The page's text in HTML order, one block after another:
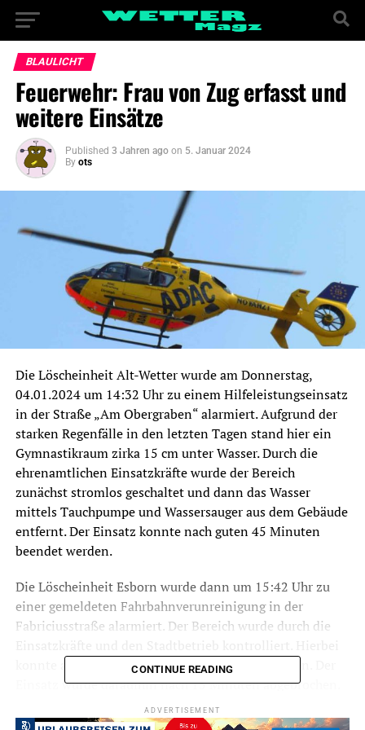
BLAULICHT
Feuerwehr: Frau von Zug erfasst und
weitere Einsätze
Published 3 Jahren ago on 5. Januar 2024
By ots
Die Löscheinheit Alt-Wetter wurde am Donnerstag,
04.01.2024 um 14:32 Uhr zu einem Hilfeleistungseinsatz
in der Straße „Am Obergraben“ alarmiert. Aufgrund der
starken Regenfälle in den letzten Tagen stand hier ein
Gymnastikraum zirka 15 cm unter Wasser. Durch die
ehrenamtlichen Einsatzkräfte wurde der Bereich
zunächst stromlos geschaltet und dann das Wasser
mittels Tauchpumpe und Wassersauger aus dem Gebäude
entfernt. Der Einsatz konnte nach guten 45 Minuten
beendet werden.
Die Löscheinheit Esborn wurde dann um 15:42 Uhr zu
einer gemeldeten Fahrbahnverunreinigung in der
Fabriciusstraße alarmiert. Der Bereich wurde durch die
konnte allerdings keine Ölspur festgestellt werden. Der
Einsatz wurde daraufhin nach 15 Minuten abgebrochen.
Die Löscheinheiten Volmarstein, Grundschöttel und Alt-
CONTINUE READING
ADVERTISEMENT